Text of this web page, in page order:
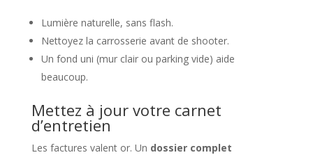
Lumière naturelle, sans flash.
Nettoyez la carrosserie avant de shooter.
Un fond uni (mur clair ou parking vide) aide
beaucoup.
Mettez à jour votre carnet
d’entretien
Les factures valent or. Un dossier complet